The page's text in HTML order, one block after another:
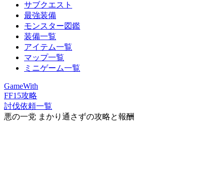
サブクエスト
最強装備
モンスター図鑑
装備一覧
アイテム一覧
マップ一覧
ミニゲーム一覧
GameWith
FF15攻略
討伐依頼一覧
悪の一党 まかり通さずの攻略と報酬